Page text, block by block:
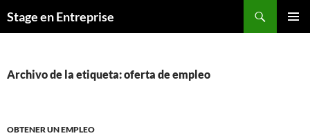
alStage en Entreprise
Archivo de la etiqueta: oferta de empleo
OBTENER UN EMPLEO